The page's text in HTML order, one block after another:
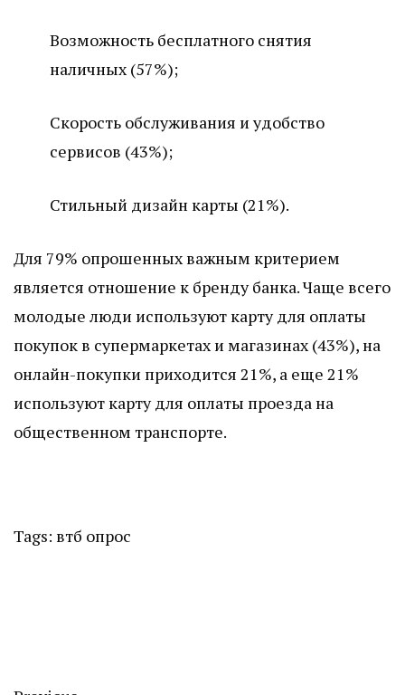
Возможность бесплатного снятия
наличных (57%);
Скорость обслуживания и удобство
сервисов (43%);
Стильный дизайн карты (21%).
Для 79% опрошенных важным критерием
является отношение к бренду банка. Чаще всего
молодые люди используют карту для оплаты
покупок в супермаркетах и магазинах (43%), на
онлайн-покупки приходится 21%, а еще 21%
используют карту для оплаты проезда на
общественном транспорте.
Tags: втб опрос